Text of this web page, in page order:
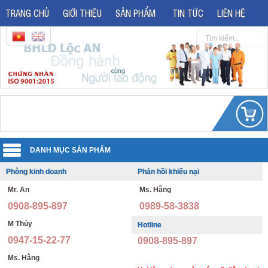
TRANG CHỦ GIỚI THIỆU SẢN PHẨM TIN TỨC LIÊN HỆ
Quần áo đồng phục
Đồng phục văn phòng
Đồng phục bảo vệ thông tư 08
Giày bảo hộ lao động
Giày bảo hộ nhập khẩu
Phòng kinh doanh
Mr. An
0908-895-897
M Thủy
0947-15-22-77
Ms. Hằng
Phản hồi khiếu nại
Ms. Hằng
0989-58-3838
Hotline
0908-895-897